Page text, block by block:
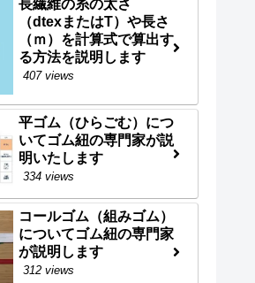
長繊維の糸の太さ
（dtexまたはT）や長さ
（ｍ）を計算式で算出す
る方法を説明します
407 views
平ゴム（ひらごむ）につ
いてゴム紐の専門家が説
明いたします
334 views
コールゴム（組みゴム）
についてゴム紐の専門家
が説明します
312 views